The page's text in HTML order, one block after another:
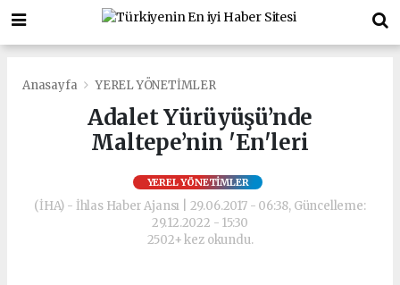
Anasayfa YEREL YÖNETİMLER
Adalet Yürüyüşü’nde
Maltepe’nin 'En'leri
YEREL YÖNETİMLER
(İHA) - İhlas Haber Ajansı | 29.06.2017 - 06:38, Güncelleme:
29.12.2022 - 15:30
2502+ kez okundu.